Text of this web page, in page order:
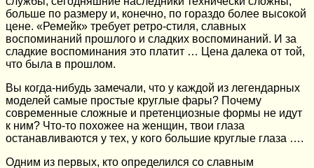
больше по размеру и, конечно, по гораздо более высокой
цене. «Ремейк» требует ретро-стиля, славных
воспоминаний прошлого и сладких воспоминаний. И за
сладкие воспоминания это платит … Цена далека от той,
что была в прошлом.
Вы когда-нибудь замечали, что у каждой из легендарных
моделей самые простые круглые фары? Почему
современные сложные и претенциозные формы не идут
к ним? Что-то похожее на женщин, твои глаза
останавливаются у тех, у кого большие круглые глаза ….
Одним из первых, кто определился со славным